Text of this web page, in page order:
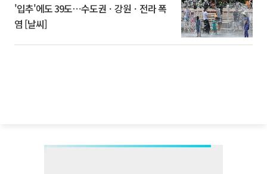
'입추'에도 39도⋯수도권ㆍ강원ㆍ전라 폭
염 [날씨]